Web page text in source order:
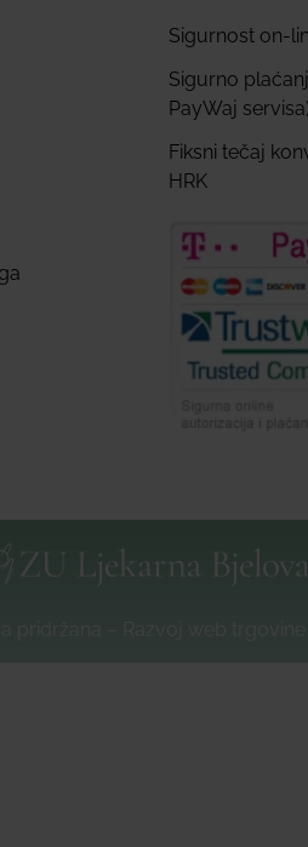
Sigurnost on-
Sigurno
PayWaj
Fiksni tečaj
HRK